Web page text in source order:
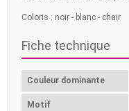
Coloris : noir - blanc - chair
Fiche technique
Couleur dominante
Motif